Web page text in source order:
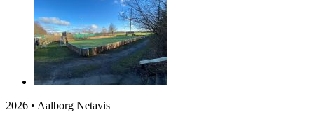
2026 • Aalborg Netavis